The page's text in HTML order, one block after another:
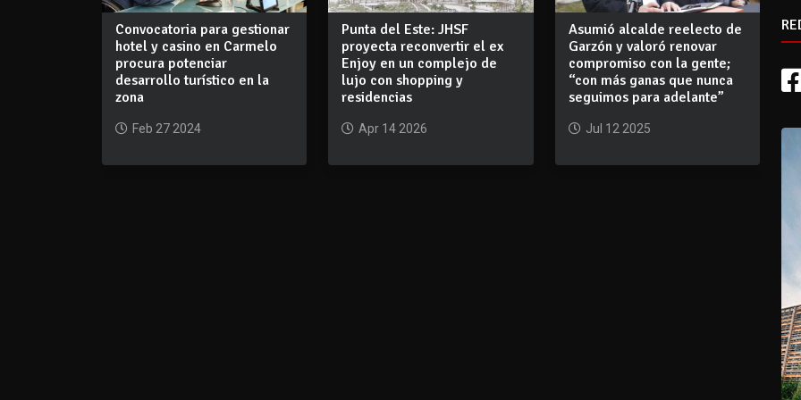
Convocatoria para gestionar
hotel y casino en Carmelo
procura potenciar
desarrollo turístico en la
zona
Feb 27 2024
Punta del Este: JHSF
proyecta reconvertir el ex
Enjoy en un complejo de
lujo con shopping y
residencias
Apr 14 2026
Asumió alcalde reelecto de
Garzón y valoró renovar
compromiso con la gente;
“con más ganas que nunca
seguimos para adelante”
Jul 12 2025